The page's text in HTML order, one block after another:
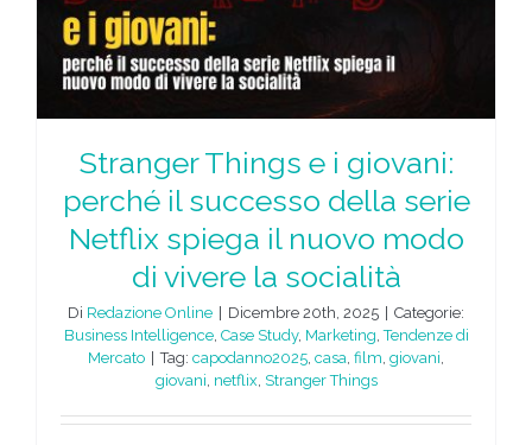
Stranger Things e i giovani:
perché il successo della serie
Netflix spiega il nuovo modo
di vivere la socialità
Di Redazione Online Dicembre 20th, 2025
Categorie:
Business Intelligence, Case Study, Marketing,Tendenze di
Mercato
Tag: capodanno2025, casa, film, giovani,
giovani, netflix, Stranger Things